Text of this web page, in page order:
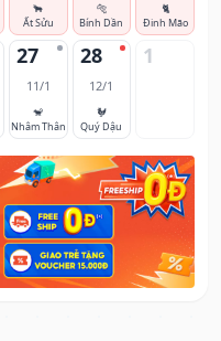
🐂
Ất Sửu
🐅
Bính Dần
🐈
Đinh Mão
27
11/1
🐒
Nhâm Thân
28
12/1
🐓
Quý Dậu
1